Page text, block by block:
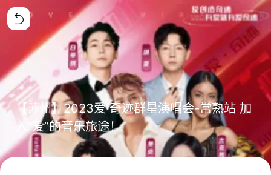
【苏州】2023爱·奇迹群星演唱会-常熟站 加
入“爱”的音乐旅途！